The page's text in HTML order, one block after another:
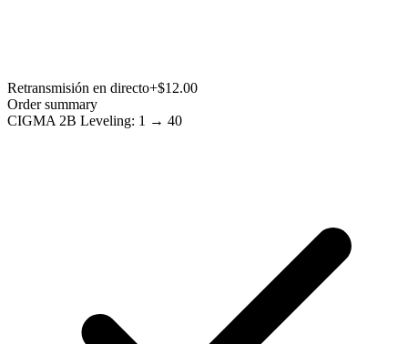
Retransmisión en directo+$12.00
Order summary
CIGMA 2B Leveling: 1 → 40